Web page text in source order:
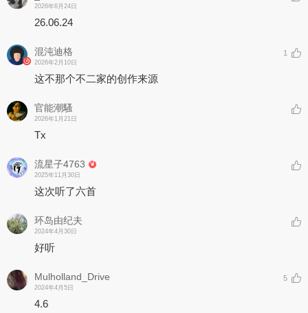
2026年6月24日
26.06.24
混沌迪格
2026年2月10日
1
这不那个不二家的创作来源
官能潮騷
2026年1月21日
Tx
流星子4763
2025年11月30日
这次听了六首
环岛由纪夫
2024年4月30日
好听
Mulholland_Drive
2024年4月5日
5
4.6